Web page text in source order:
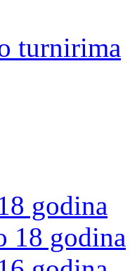
turnirima
godina
18 godina